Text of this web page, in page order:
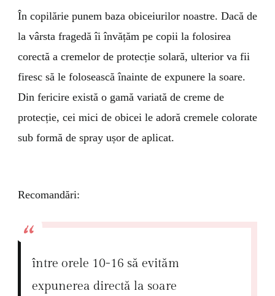
În copilărie punem baza obiceiurilor noastre. Dacă de
la vârsta fragedă îi învățăm pe copii la folosirea
corectă a cremelor de protecție solară, ulterior va fii
firesc să le folosească înainte de expunere la soare.
Din fericire există o gamă variată de creme de
protecție, cei mici de obicei le adoră cremele colorate
sub formă de spray ușor de aplicat.
Recomandări:
între orele 10-16 să evităm
expunerea directă la soare